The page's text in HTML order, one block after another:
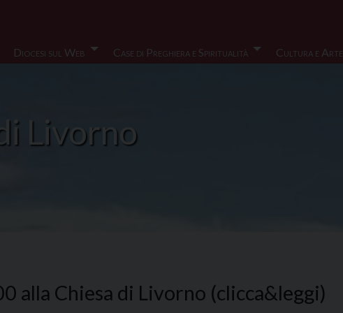
Diocesi sul Web Case di Preghiera e Spiritualità Cultura e Arte
Livorno
alla Chiesa di Livorno (clicca&leggi)